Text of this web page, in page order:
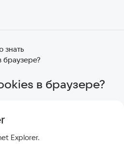
знать
браузере?
в браузере?
Explorer.